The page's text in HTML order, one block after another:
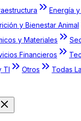
Energía
y Bienestar Animal
y Materiales
Financieros
TI
Otros Todas